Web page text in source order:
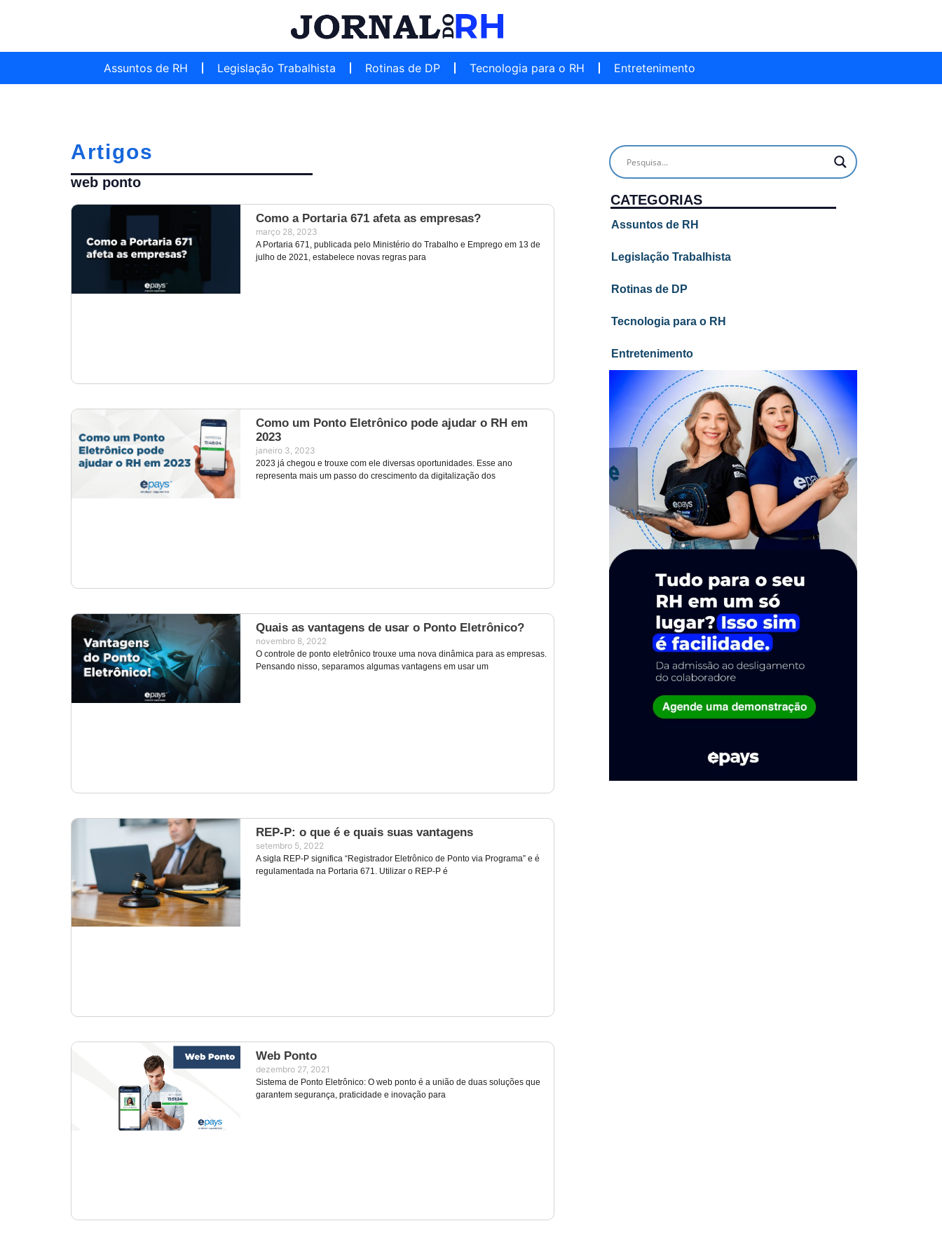
Assuntos de RH Legislação Trabalhista Rotinas de DP Tecnologia para o RH Entretenimento
Artigos
web ponto
Como a Portaria 671 afeta as empresas?
março 28, 2023
A Portaria 671, publicada pelo Ministério do Trabalho e Emprego em 13 de
julho de 2021, estabelece novas regras para
Como um Ponto Eletrônico pode ajudar o RH em
2023
janeiro 3, 2023
2023 já chegou e trouxe com ele diversas oportunidades. Esse ano
representa mais um passo do crescimento da digitalização dos
Quais as vantagens de usar o Ponto Eletrônico?
novembro 8, 2022
O controle de ponto eletrônico trouxe uma nova dinâmica para as empresas.
Pensando nisso, separamos algumas vantagens em usar um
REP-P: o que é e quais suas vantagens
setembro 5, 2022
A sigla REP-P significa “Registrador Eletrônico de Ponto via Programa” e é
regulamentada na Portaria 671. Utilizar o REP-P é
Web Ponto
dezembro 27, 2021
Sistema de Ponto Eletrônico: O web ponto é a união de duas soluções que
garantem segurança, praticidade e inovação para
CATEGORIAS
Assuntos de RH
Legislação Trabalhista
Rotinas de DP
Tecnologia para o RH
Entretenimento